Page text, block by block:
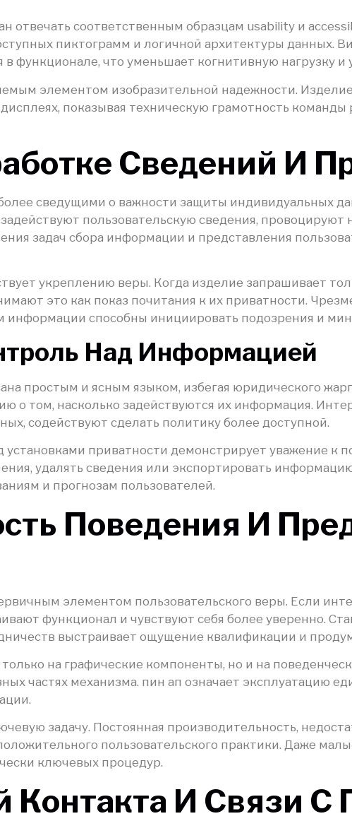
отвечать соответственным образцам usability и
пиктограмм и логичной архитектуры данных.
функционале, что уменьшает когнитивную нагрузку и
элементом изобразительной надежности.
показывая техническую грамотность
Сведений И
сведущими о важности защиты индивидуальных
пользовательскую сведения, провоцируют
задач сбора информации и представления
укреплению веры. Когда изделие запрашивает
это как показ почитания к их приватности.
способны инициировать подозрения и
Над Информацией
простым и ясным языком, избегая юридического
о том, насколько задействуются их информация.
содействуют сделать политику более доступной.
приватности демонстрирует уважение к
удалять сведения или экспортировать
и прогнозам пользователей.
Поведения И
элементом пользовательского веры. Если
функционал и чувствуют себя более уверенно.
выстраивает ощущение квалификации и
на графические компоненты, но и на
частях механизма. пин ап означает эксплуатацию
задачу. Постоянная производительность,
пользовательского практики. Даже
ключевых процедур.
Контакта И Связи С